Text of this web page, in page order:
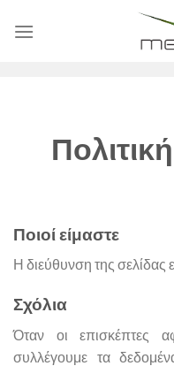
Ποιοί είμαστε
Η διεύθυνση της σελίδας
Σχόλια
Όταν οι επισκέπτες
συλλέγουμε τα